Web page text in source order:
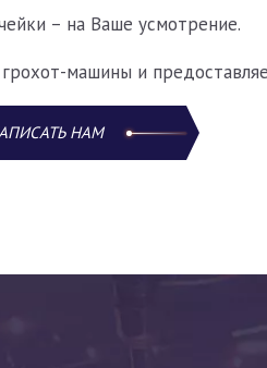
– на Ваше усмотрение.
машины и
НАМ